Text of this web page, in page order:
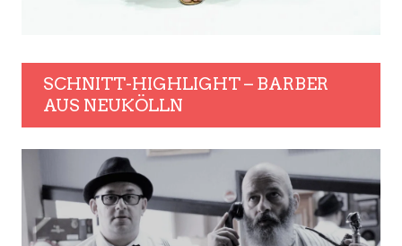
SCHNITT-HIGHLIGHT – BARBER
AUS NEUKÖLLN